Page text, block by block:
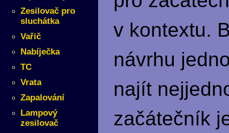
Zesilovač pro
sluchátka
Vařič
Nabíječka
TC
Vrata
Zapalování
Lampový
zesilovač
v kontextu.
návrhu
najít
začátečník